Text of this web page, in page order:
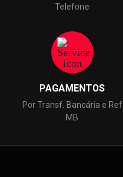
Telefone
PAGAMENTOS
Por Transf. Bancária e Ref
MB